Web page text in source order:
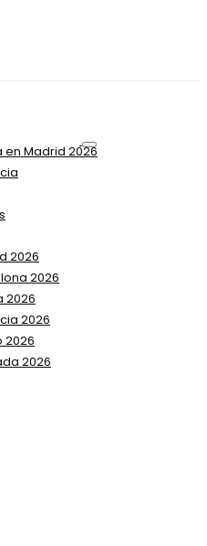
en Madrid 2026
2026
2026
2026
2026
2026
2026